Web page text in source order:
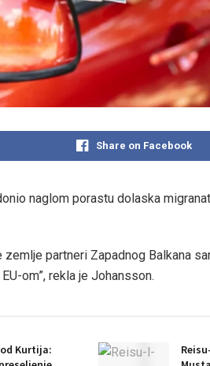
Share on Facebook
naglom porastu dolaska
zemlje partneri Zapadnog Balkana
om”, rekla je Johansson.
Kurtija: